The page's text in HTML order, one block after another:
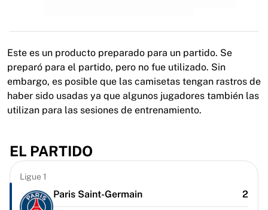
Fútbol femenino de EE. UU.
NWSL
OL Lyonnes
Paris Saint-Germain Feminines
Arsenal WFC
Explorar por país
Destacados
Charlotte Hornets
Chicago Bulls
LA Clippers
Portland Trail Blazers
Este es un producto preparado para un partido. Se
preparó para el partido, pero no fue utilizado. Sin
embargo, es posible que las camisetas tengan rastros de
haber sido usadas ya que algunos jugadores también las
utilizan para las sesiones de entrenamiento.
EL PARTIDO
Ligue 1
Paris Saint-Germain 2